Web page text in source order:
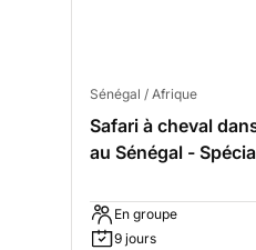
Sénégal / Afrique
Safari à cheval
au Sénégal -
En groupe
9 jours